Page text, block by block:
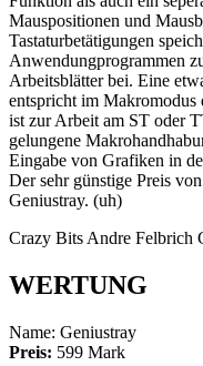
Mauspositionen und
Tastaturbetätigungen
Anwendungprogrammen
Arbeitsblätter bei. Eine
entspricht im
ist zur Arbeit am ST oder
gelungene
Eingabe von Grafiken in
Der sehr günstige Preis
Geniustray. (uh)
Crazy Bits Andre Felbrich
WERTUNG
Name: Geniustray
Preis: 599 Mark